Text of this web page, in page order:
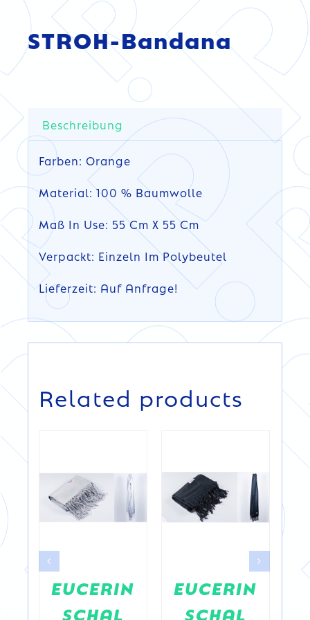
STROH-Bandana
Beschreibung
Farben: Orange
Material: 100 % Baumwolle
Maß In Use: 55 Cm X 55 Cm
Verpackt: Einzeln Im Polybeutel
Lieferzeit: Auf Anfrage!
Related products
EUCERIN
SCHAL
EUCERIN
SCHAL